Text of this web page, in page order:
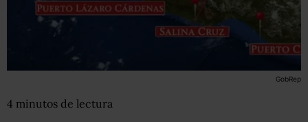
GobRep
4 minutos de lectura